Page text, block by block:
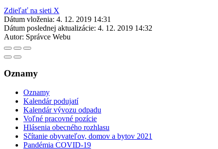
Zdieľať na sieti X
Dátum vloženia: 4. 12. 2019 14:31
Dátum poslednej aktualizácie: 4. 12. 2019 14:32
Autor: Správce Webu
Oznamy
Oznamy
Kalendár podujatí
Kalendár vývozu odpadu
Voľné pracovné pozície
Hlásenia obecného rozhlasu
Sčítanie obyvateľov, domov a bytov 2021
Pandémia COVID-19